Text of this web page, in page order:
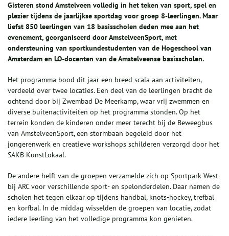
Gisteren stond Amstelveen volledig in het teken van sport, spel en
plezier tijdens de jaarlijkse sportdag voor groep 8-leerlingen. Maar
liefst 850 leerlingen van 18 basisscholen deden mee aan het
evenement, georganiseerd door AmstelveenSport, met
ondersteuning van sportkundestudenten van de Hogeschool van
Amsterdam en LO-docenten van de Amstelveense basisscholen.
Het programma bood dit jaar een breed scala aan activiteiten,
verdeeld over twee locaties. Een deel van de leerlingen bracht de
ochtend door bij Zwembad De Meerkamp, waar vrij zwemmen en
diverse buitenactiviteiten op het programma stonden. Op het
terrein konden de kinderen onder meer terecht bij de Beweegbus
van AmstelveenSport, een stormbaan begeleid door het
jongerenwerk en creatieve workshops schilderen verzorgd door het
SAKB KunstLokaal.
De andere helft van de groepen verzamelde zich op Sportpark West
bij ARC voor verschillende sport- en spelonderdelen. Daar namen de
scholen het tegen elkaar op tijdens handbal, knots-hockey, trefbal
en korfbal. In de middag wisselden de groepen van locatie, zodat
iedere leerling van het volledige programma kon genieten.